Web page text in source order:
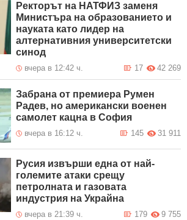
Ректорът на НАТФИЗ заменя
Министъра на образованието и
науката като лидер на
алтернативния университетски
синод
вчера в 12:42 ч. 42 269
17
Забрана от премиера Румен
Радев, но американски военен
самолет кацна в София
вчера в 16:12 ч. 31 911
145
Русия извърши една от най-
големите атаки срещу
петролната и газовата
индустрия на Украйна
вчера в 21:39 ч. 9 755
179